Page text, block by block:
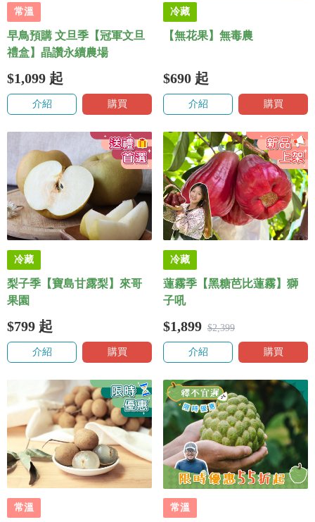
常溫
早鳥預購 文旦季【冠軍文旦
禮盒】晶讚永續農場
$1,099 起
介紹 購買
冷藏
【無花果】無毒農
$690 起
介紹 購買
冷藏
梨子季【寶島甘露梨】來哥
果園
$799 起
介紹 購買
冷藏
蓮霧季【黑糖芭比蓮霧】獅
子吼
$1,899 $2,399
介紹 購買
常溫 常溫